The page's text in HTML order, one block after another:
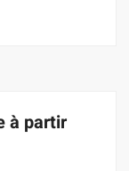
à partir